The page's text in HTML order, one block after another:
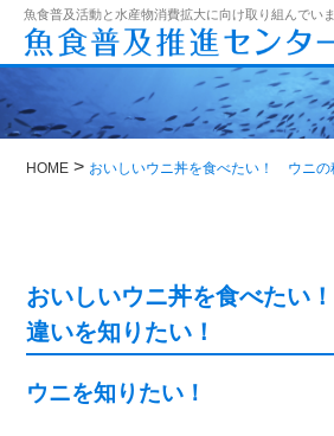
魚食普及活動と水産物消費拡大に向け取り組んでいま
HOME > おいしいウニ丼を食べたい！ ウニ
おいしいウニ丼を食べたい
違いを知りたい！
ウニを知りたい！